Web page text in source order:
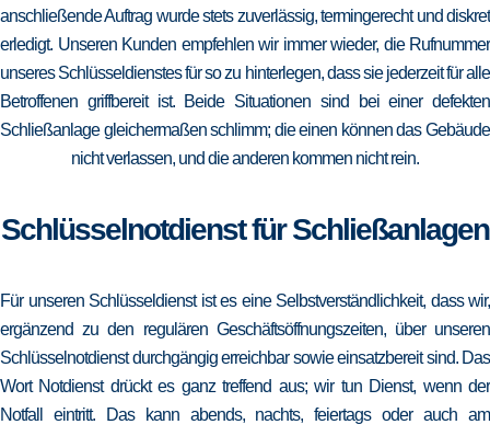
anschließende Auftrag wurde stets zuverlässig, termingerecht und diskret
erledigt. Unseren Kunden empfehlen wir immer wieder, die Rufnummer
unseres Schlüsseldienstes für so zu hinterlegen, dass sie jederzeit für alle
Betroffenen griffbereit ist. Beide Situationen sind bei einer defekten
Schließanlage gleichermaßen schlimm; die einen können das Gebäude
nicht verlassen, und die anderen kommen nicht rein.
Schlüsselnotdienst für Schließanlagen
Für unseren Schlüsseldienst ist es eine Selbstverständlichkeit, dass wir,
ergänzend zu den regulären Geschäftsöffnungszeiten, über unseren
Schlüsselnotdienst durchgängig erreichbar sowie einsatzbereit sind. Das
Wort Notdienst drückt es ganz treffend aus; wir tun Dienst, wenn der
Notfall eintritt. Das kann abends, nachts, feiertags oder auch am